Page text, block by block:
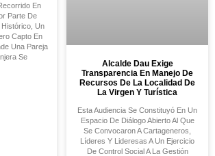
En
Parte De
Un
Capto En
Una Pareja
Se
Alcalde Dau Exige
Transparencia En Manejo De
Recursos De La Localidad De
La Virgen Y Turística
Esta Audiencia Se Constituyó En Un
Espacio De Diálogo Abierto Al Que
Se Convocaron A Cartageneros,
Líderes Y Lideresas A Un Ejercicio
De Control Social A La Gestión